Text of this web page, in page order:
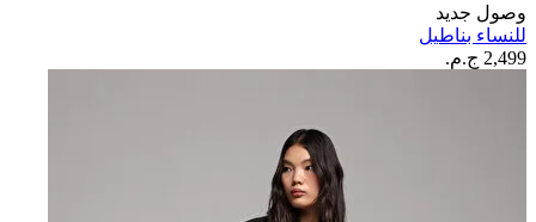
وصول جديد
للنساء بناطيل
2,499 ج.م.‏